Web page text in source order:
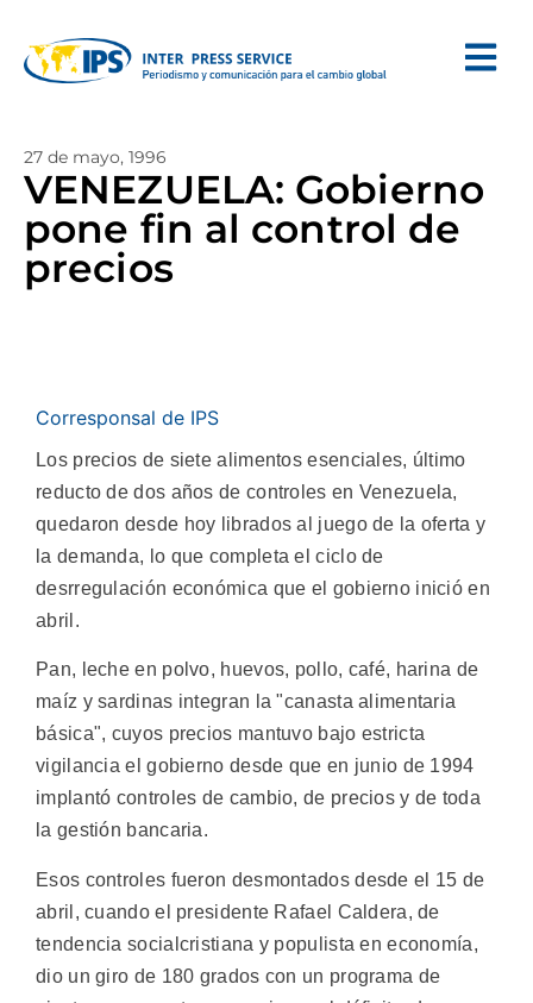
27 de mayo, 1996
VENEZUELA: Gobierno
pone fin al control de
precios
Corresponsal de IPS
Los precios de siete alimentos esenciales, último
reducto de dos años de controles en Venezuela,
quedaron desde hoy librados al juego de la oferta y
la demanda, lo que completa el ciclo de
desrregulación económica que el gobierno inició en
abril.
Pan, leche en polvo, huevos, pollo, café, harina de
maíz y sardinas integran la "canasta alimentaria
básica", cuyos precios mantuvo bajo estricta
vigilancia el gobierno desde que en junio de 1994
implantó controles de cambio, de precios y de toda
la gestión bancaria.
Esos controles fueron desmontados desde el 15 de
abril, cuando el presidente Rafael Caldera, de
tendencia socialcristiana y populista en economía,
dio un giro de 180 grados con un programa de